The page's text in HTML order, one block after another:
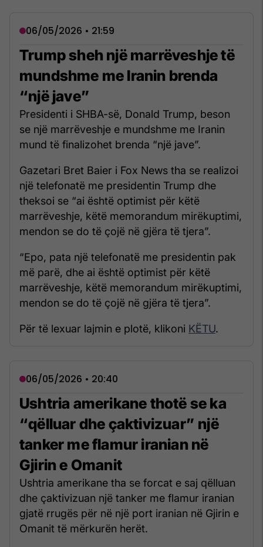
06/05/2026 • 21:59
Trump sheh një marrëveshje të
mundshme me Iranin brenda
“një jave”
Presidenti i SHBA-së, Donald Trump, beson
se një marrëveshje e mundshme me Iranin
mund të finalizohet brenda “një jave”.
Gazetari Bret Baier i Fox News tha se realizoi
një telefonatë me presidentin Trump dhe
theksoi se “ai është optimist për këtë
marrëveshje, këtë memorandum mirëkuptimi,
mendon se do të çojë në gjëra të tjera”.
“Epo, pata një telefonatë me presidentin pak
më parë, dhe ai është optimist për këtë
marrëveshje, këtë memorandum mirëkuptimi,
mendon se do të çojë në gjëra të tjera”.
Për të lexuar lajmin e plotë, klikoni KËTU.
06/05/2026 • 20:40
Ushtria amerikane thotë se ka
“qëlluar dhe çaktivizuar” një
tanker me flamur iranian në
Gjirin e Omanit
Ushtria amerikane tha se forcat e saj qëlluan
dhe çaktivizuan një tanker me flamur iranian
gjatë rrugës për në një port iranian në Gjirin e
Omanit të mërkurën herët.